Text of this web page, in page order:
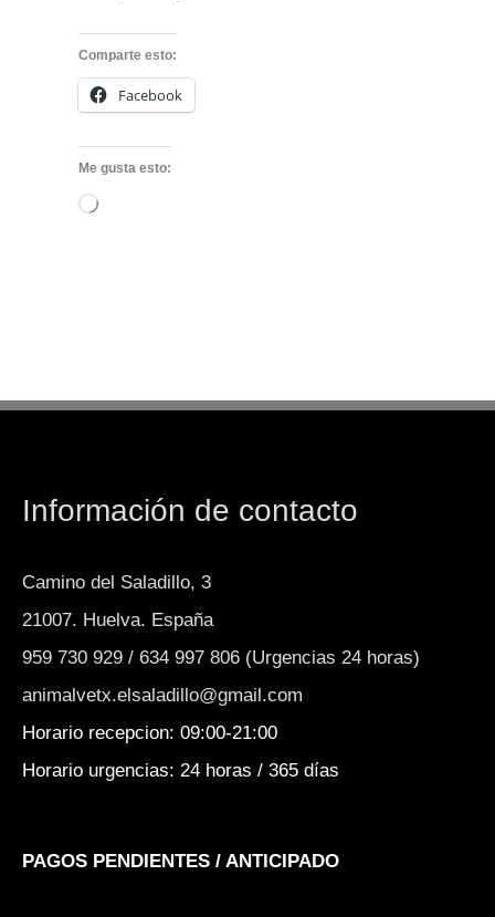
Comparte esto:
Facebook
Me gusta esto:
Cargando...
Información de contacto
Camino del Saladillo, 3
21007. Huelva. España
959 730 929 / 634 997 806 (Urgencias 24 horas)
animalvetx.elsaladillo@gmail.com
Horario recepcion: 09:00-21:00
Horario urgencias: 24 horas / 365 días
PAGOS PENDIENTES / ANTICIPADO